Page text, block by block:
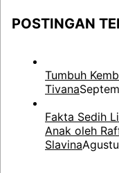
POSTINGAN
Tumbuh
Tivana
Fakta Sedih
Anak oleh
Slavina